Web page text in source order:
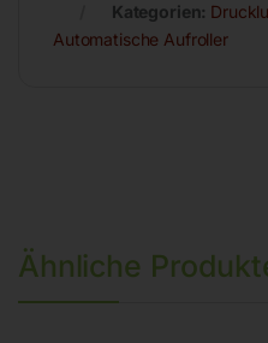
Kategorien:
Automatische Aufroller
Ähnliche